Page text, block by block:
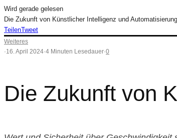
Wird gerade gelesen
Die Zukunft von Künstlicher Intelligenz und Automatisierung
TeilenTweet
Weiteres
·16. April 2024·4 Minuten Lesedauer·0
Die Zukunft von